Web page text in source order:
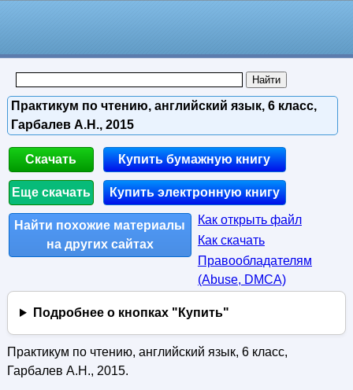
Практикум по чтению, английский язык, 6 класс,
Гарбалев А.Н., 2015
Скачать
Еще скачать
Купить бумажную книгу
Купить электронную книгу
Найти похожие материалы
на других сайтах
Как открыть файл
Как скачать
Правообладателям
(Abuse, DMСA)
Подробнее о кнопках "Купить"
Практикум по чтению, английский язык, 6 класс,
Гарбалев А.Н., 2015.